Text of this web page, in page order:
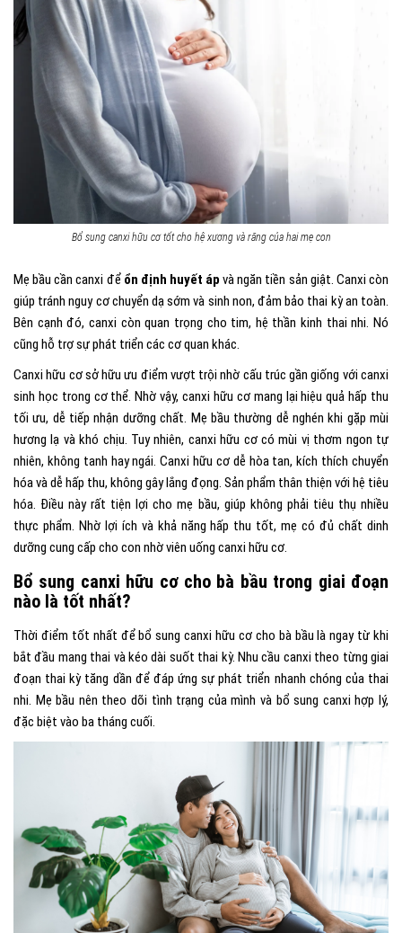
Bổ sung canxi hữu cơ tốt cho hệ xương và răng của hai mẹ con
Mẹ bầu cần canxi để ổn định huyết áp và ngăn tiền sản giật. Canxi còn
giúp tránh nguy cơ chuyển dạ sớm và sinh non, đảm bảo thai kỳ an toàn.
Bên cạnh đó, canxi còn quan trọng cho tim, hệ thần kinh thai nhi. Nó
cũng hỗ trợ sự phát triển các cơ quan khác.
Canxi hữu cơ sở hữu ưu điểm vượt trội nhờ cấu trúc gần giống với canxi
sinh học trong cơ thể. Nhờ vậy, canxi hữu cơ mang lại hiệu quả hấp thu
tối ưu, dễ tiếp nhận dưỡng chất. Mẹ bầu thường dễ nghén khi gặp mùi
hương lạ và khó chịu. Tuy nhiên, canxi hữu cơ có mùi vị thơm ngon tự
nhiên, không tanh hay ngái. Canxi hữu cơ dễ hòa tan, kích thích chuyển
hóa và dễ hấp thu, không gây lắng đọng. Sản phẩm thân thiện với hệ tiêu
hóa. Điều này rất tiện lợi cho mẹ bầu, giúp không phải tiêu thụ nhiều
thực phẩm. Nhờ lợi ích và khả năng hấp thu tốt, mẹ có đủ chất dinh
dưỡng cung cấp cho con nhờ viên uống canxi hữu cơ.
Bổ sung canxi hữu cơ cho bà bầu trong giai đoạn
nào là tốt nhất?
Thời điểm tốt nhất để bổ sung canxi hữu cơ cho bà bầu là ngay từ khi
bắt đầu mang thai và kéo dài suốt thai kỳ. Nhu cầu canxi theo từng giai
đoạn thai kỳ tăng dần để đáp ứng sự phát triển nhanh chóng của thai
nhi. Mẹ bầu nên theo dõi tình trạng của mình và bổ sung canxi hợp lý,
đặc biệt vào ba tháng cuối.